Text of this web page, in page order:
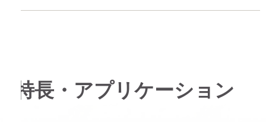
特長・アプリケーション